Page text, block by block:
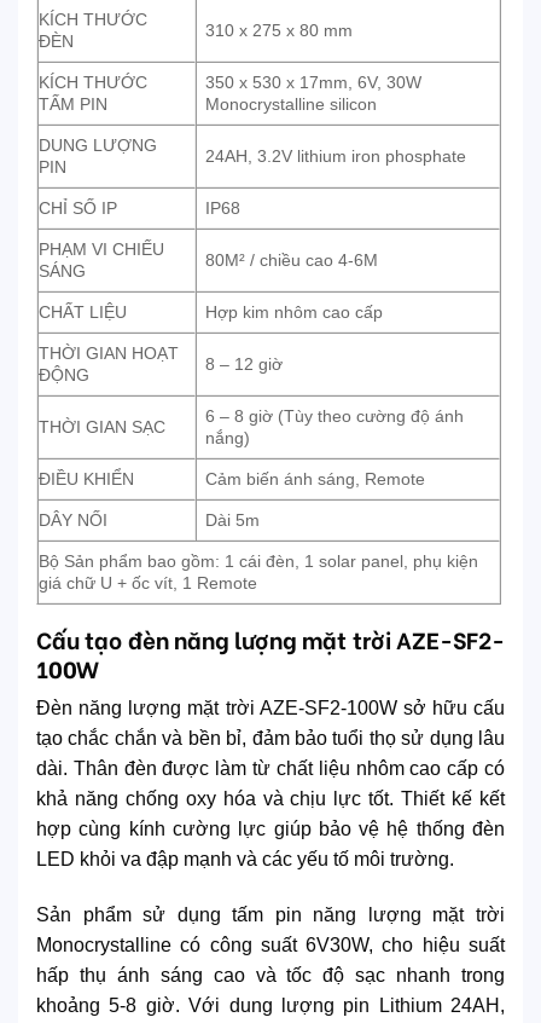
KÍCH THƯỚC
ĐÈN
310 x 275 x 80 mm
KÍCH THƯỚC
TẤM PIN
350 x 530 x 17mm, 6V, 30W
Monocrystalline silicon
DUNG LƯỢNG
PIN
24AH, 3.2V lithium iron phosphate
CHỈ SỐ IP IP68
PHẠM VI CHIẾU
SÁNG
80M² / chiều cao 4-6M
CHẤT LIỆU Hợp kim nhôm cao cấp
THỜI GIAN HOẠT
ĐỘNG
8 – 12 giờ
THỜI GIAN SẠC
6 – 8 giờ (Tùy theo cường độ ánh
nắng)
ĐIỀU KHIỂN Cảm biến ánh sáng, Remote
DÂY NỐI Dài 5m
Bộ Sản phẩm bao gồm: 1 cái đèn, 1 solar panel, phụ kiện
giá chữ U + ốc vít, 1 Remote
Cấu tạo đèn năng lượng mặt trời AZE-SF2-
100W
Đèn năng lượng mặt trời AZE-SF2-100W sở hữu cấu
tạo chắc chắn và bền bỉ, đảm bảo tuổi thọ sử dụng lâu
dài. Thân đèn được làm từ chất liệu nhôm cao cấp có
khả năng chống oxy hóa và chịu lực tốt. Thiết kế kết
hợp cùng kính cường lực giúp bảo vệ hệ thống đèn
LED khỏi va đập mạnh và các yếu tố môi trường.
Sản phẩm sử dụng tấm pin năng lượng mặt trời
Monocrystalline có công suất 6V30W, cho hiệu suất
hấp thụ ánh sáng cao và tốc độ sạc nhanh trong
khoảng 5-8 giờ. Với dung lượng pin Lithium 24AH,